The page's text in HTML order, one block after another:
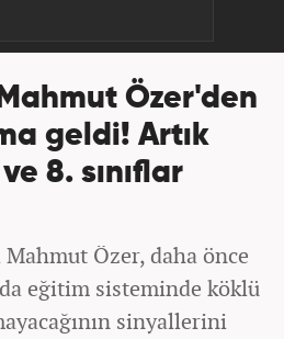
Özer'den
geldi! Artık
8. sınıflar
Özer, daha önce
eğitim sisteminde köklü
sinyallerini